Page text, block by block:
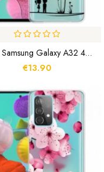
Coque Samsung Galaxy A32 4G Pissenlit Love
€13.90